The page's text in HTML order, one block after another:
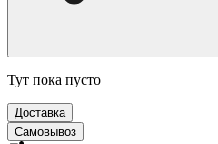
Тут пока пусто
Доставка
Самовывоз